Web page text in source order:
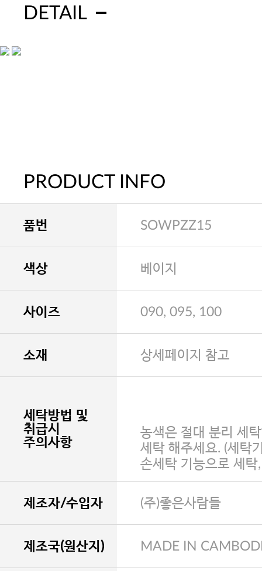
DETAIL
PRODUCT INFO
품번 SOWPZZ15
색상 베이지
사이즈 090, 095, 100
소재 상세페이지 참고
세탁방법 및
취급시
주의사항
농색은 절대 분리 세
세탁 해주세요. (세탁
손세탁 기능으로 세탁
제조자/수입자 (주)좋은사람들
제조국(원산지) MADE IN